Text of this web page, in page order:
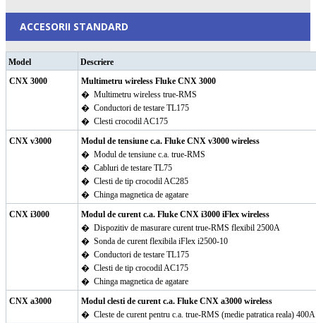
ACCESORII STANDARD
Model
Descriere
CNX 3000
Multimetru wireless Fluke CNX 3000
� Multimetru wireless true-RMS
� Conductori de testare TL175
� Clesti crocodil AC175
CNX v3000
Modul de tensiune c.a. Fluke CNX v3000 wireless
� Modul de tensiune c.a. true-RMS
� Cabluri de testare TL75
� Clesti de tip crocodil AC285
� Chinga magnetica de agatare
CNX i3000
Modul de curent c.a. Fluke CNX i3000 iFlex wireless
� Dispozitiv de masurare curent true-RMS flexibil 2500A
� Sonda de curent flexibila iFlex i2500-10
� Conductori de testare TL175
� Clesti de tip crocodil AC175
� Chinga magnetica de agatare
CNX a3000
Modul clesti de curent c.a. Fluke CNX a3000 wireless
� Cleste de curent pentru c.a. true-RMS (medie patratica reala) 400A